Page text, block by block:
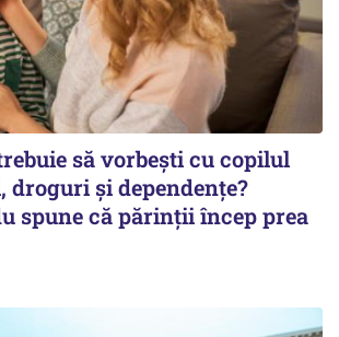
să vorbești cu copilul
droguri și dependențe?
spune că părinții încep prea